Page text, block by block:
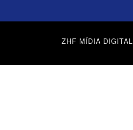
ZHF MÍDIA DIGITAL